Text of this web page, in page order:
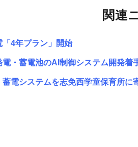
関連
「4年プラン」開始
電・蓄電池のAI制御システム開発着
電システムを志免西学童保育所に